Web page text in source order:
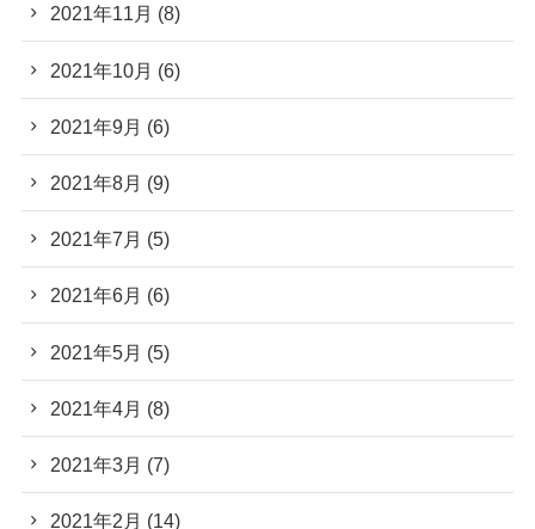
2021年11月 (8)
2021年10月 (6)
2021年9月 (6)
2021年8月 (9)
2021年7月 (5)
2021年6月 (6)
2021年5月 (5)
2021年4月 (8)
2021年3月 (7)
2021年2月 (14)